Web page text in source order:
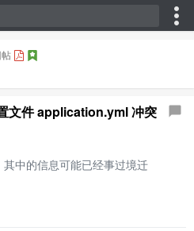
文件 application.yml 冲突
中的信息可能已经事过境迁